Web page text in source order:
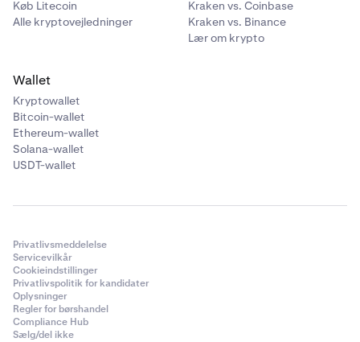
Køb Litecoin
Alle kryptovejledninger
Kraken vs. Coinbase
Kraken vs. Binance
Lær om krypto
Wallet
Kryptowallet
Bitcoin-wallet
Ethereum-wallet
Solana-wallet
USDT-wallet
Privatlivsmeddelelse
Servicevilkår
Cookieindstillinger
Privatlivspolitik for kandidater
Oplysninger
Regler for børshandel
Compliance Hub
Sælg/del ikke